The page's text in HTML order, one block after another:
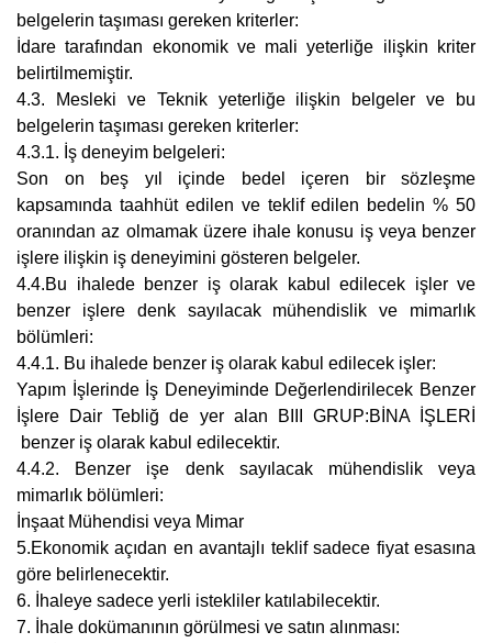
belgelerin taşıması gereken kriterler:
İdare tarafından ekonomik ve mali yeterliğe ilişkin kriter
belirtilmemiştir.
4.3. Mesleki ve Teknik yeterliğe ilişkin belgeler ve bu
belgelerin taşıması gereken kriterler:
4.3.1. İş deneyim belgeleri:
Son on beş yıl içinde bedel içeren bir sözleşme
kapsamında taahhüt edilen ve teklif edilen bedelin % 50
oranından az olmamak üzere ihale konusu iş veya benzer
işlere ilişkin iş deneyimini gösteren belgeler.
4.4.Bu ihalede benzer iş olarak kabul edilecek işler ve
benzer işlere denk sayılacak mühendislik ve mimarlık
bölümleri:
4.4.1. Bu ihalede benzer iş olarak kabul edilecek işler:
Yapım İşlerinde İş Deneyiminde Değerlendirilecek Benzer
İşlere Dair Tebliğ de yer alan BIII GRUP:BİNA İŞLERİ
benzer iş olarak kabul edilecektir.
4.4.2. Benzer işe denk sayılacak mühendislik veya
mimarlık bölümleri:
İnşaat Mühendisi veya Mimar
5.Ekonomik açıdan en avantajlı teklif sadece fiyat esasına
göre belirlenecektir.
6. İhaleye sadece yerli istekliler katılabilecektir.
7. İhale dokümanının görülmesi ve satın alınması: